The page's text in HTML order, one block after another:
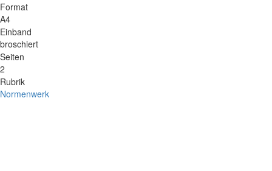
Format
A4
Einband
broschiert
Seiten
2
Rubrik
Normenwerk